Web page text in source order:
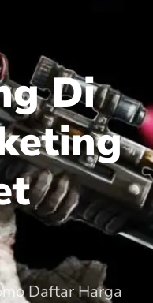
Di
Daftar Harga